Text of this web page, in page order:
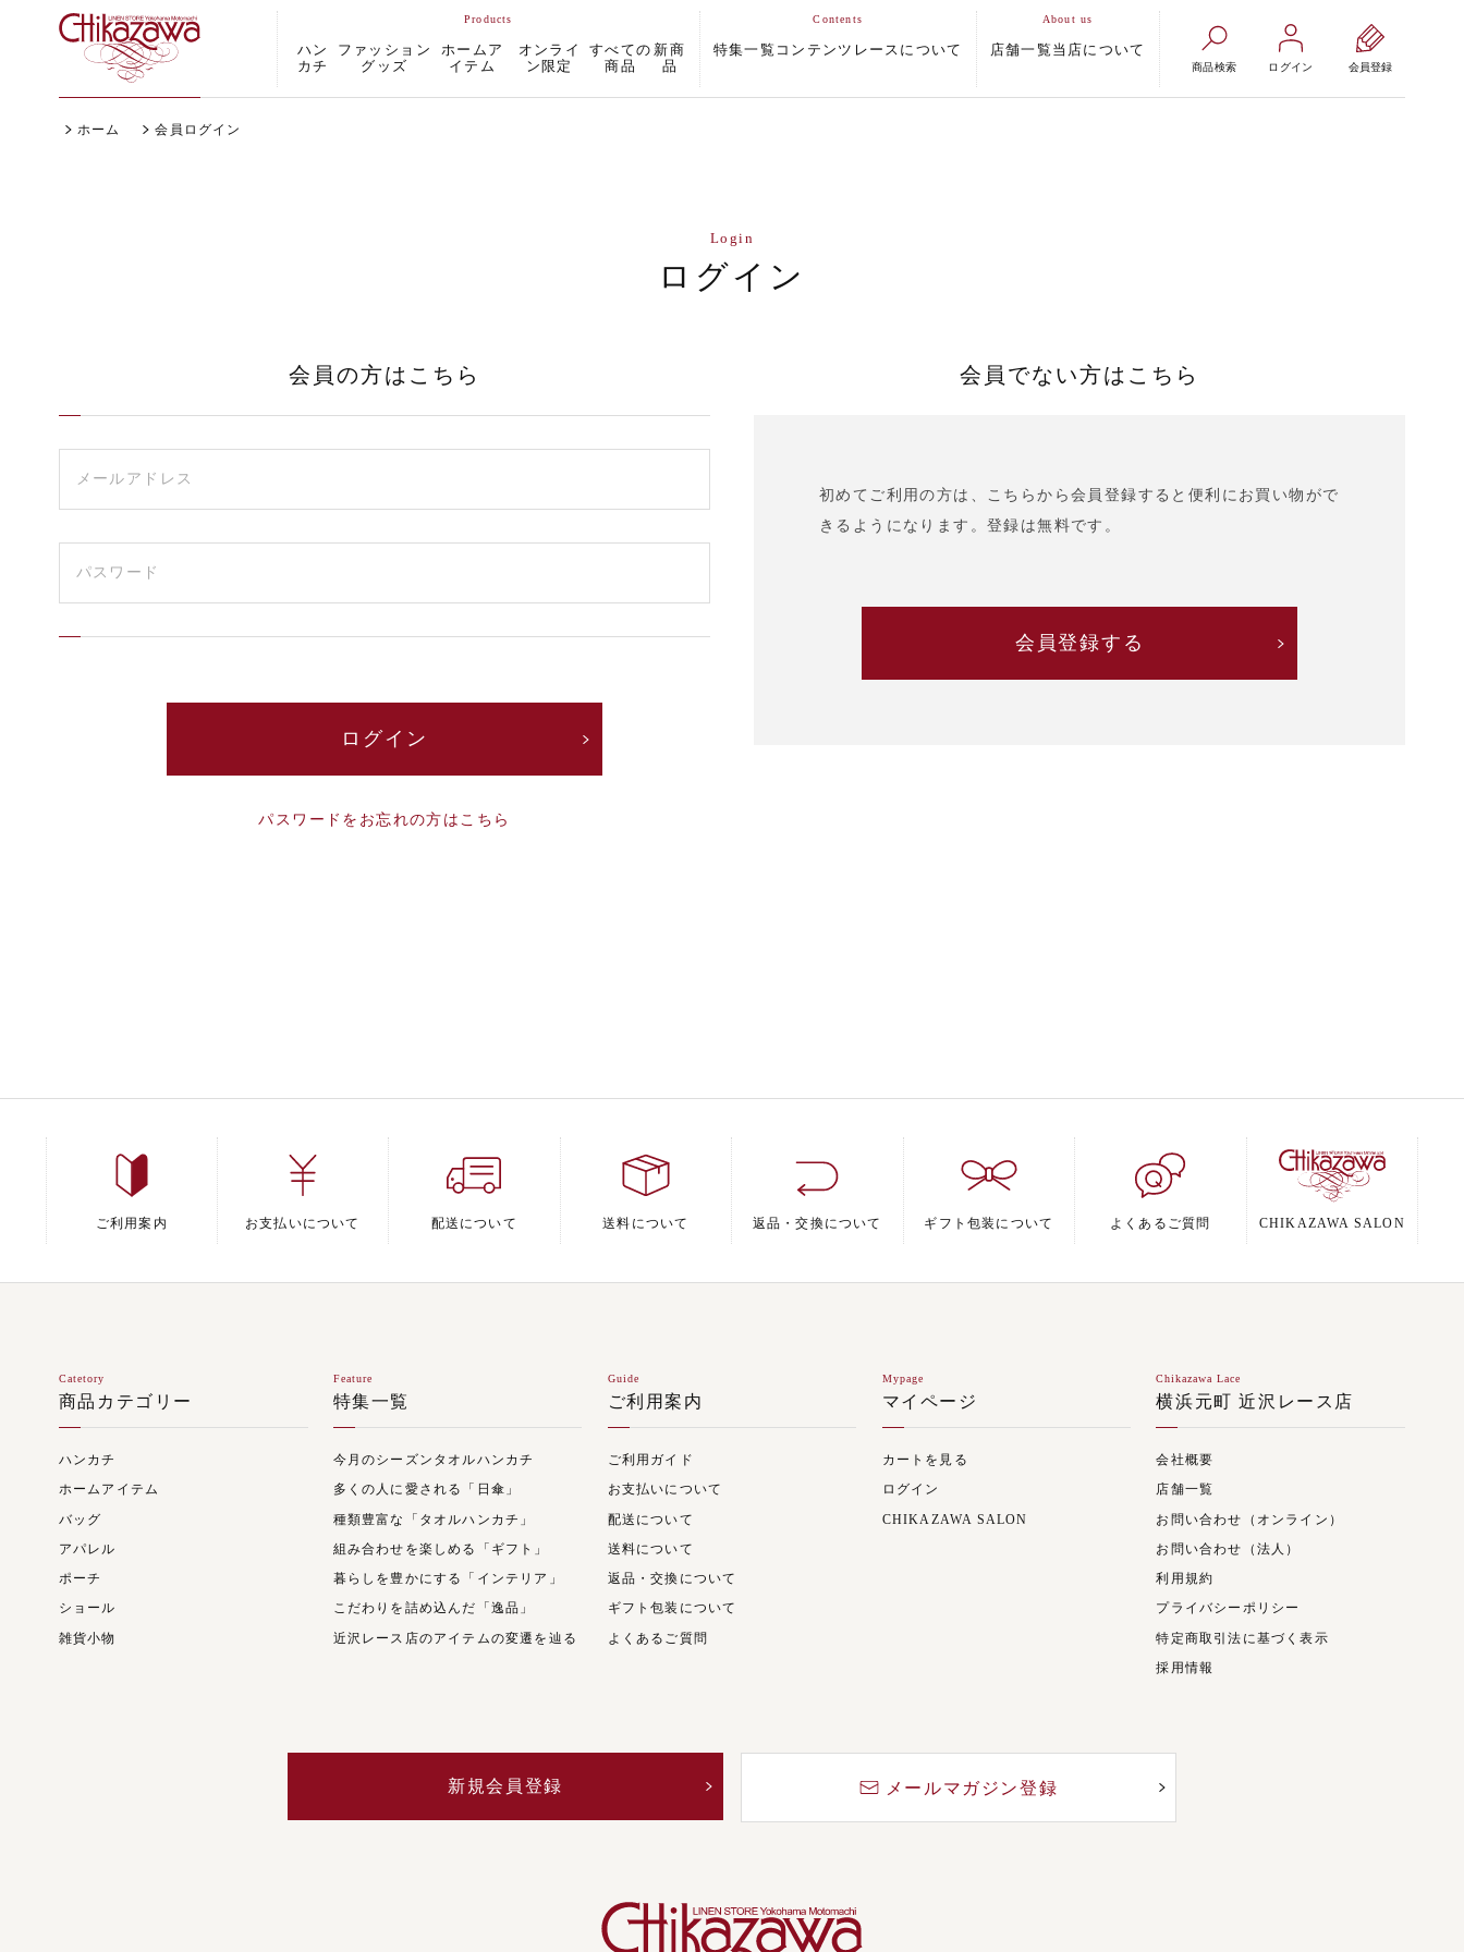
ハン
カチ
ファッション
グッズ
ホームア
イテム
オンライ
ン限定
すべての
商品
新商
品
特集一覧 コンテンツ レースについて 店舗一覧 当店について
商品検索 ログイン 会員登録
ホーム 会員ログイン
Login
ログイン
会員の方はこちら
パスワードをお忘れの方はこちら
会員でない方はこちら
初めてご利用の方は、こちらから会員登録すると便利にお買い物がで
きるようになります。登録は無料です。
会員登録する
ご利用案内 お支払いについて 配送について 送料について 返品・交換について ギフト包装について よくあるご質問 CHIKAZAWA SALON
Catetory
商品カテゴリー
ハンカチ
ホームアイテム
バッグ
アパレル
ポーチ
ショール
雑貨小物
Feature
特集一覧
今月のシーズンタオルハンカチ
多くの人に愛される「日傘」
種類豊富な「タオルハンカチ」
組み合わせを楽しめる「ギフト」
暮らしを豊かにする「インテリア」
こだわりを詰め込んだ「逸品」
近沢レース店のアイテムの変遷を辿る
Guide
ご利用案内
ご利用ガイド
お支払いについて
配送について
送料について
返品・交換について
ギフト包装について
よくあるご質問
Mypage
マイページ
カートを見る
ログイン
CHIKAZAWA SALON
Chikazawa Lace
横浜元町 近沢レース店
会社概要
店舗一覧
お問い合わせ（オンライン）
お問い合わせ（法人）
利用規約
プライバシーポリシー
特定商取引法に基づく表示
採用情報
新規会員登録 メールマガジン登録